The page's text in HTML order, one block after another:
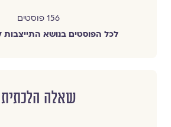
156 פוסטים
לכל הפוסטים בנושא התייצבות
שאלה הלכתית